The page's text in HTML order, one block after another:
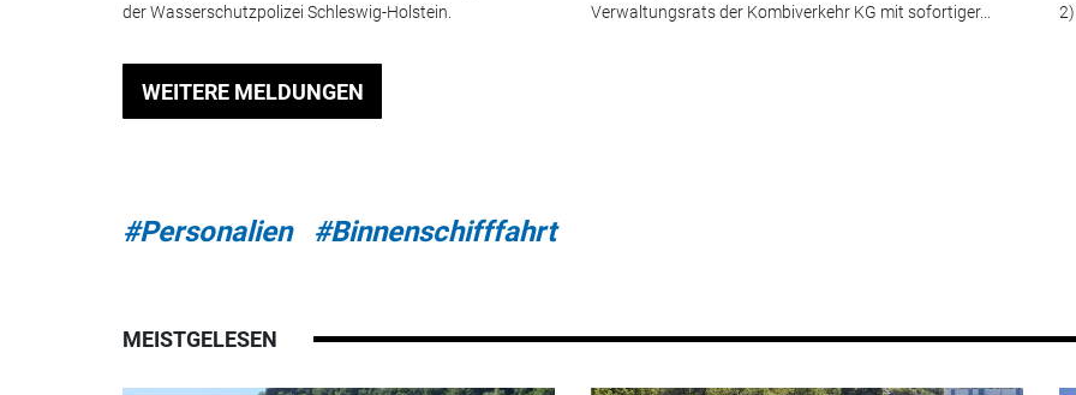
der Wasserschutzpolizei Schleswig-Holstein.
Verwaltungsrats der Kombiverkehr KG mit sofortiger...
WEITERE MELDUNGEN
#Personalien #Binnenschifffahrt
MEISTGELESEN